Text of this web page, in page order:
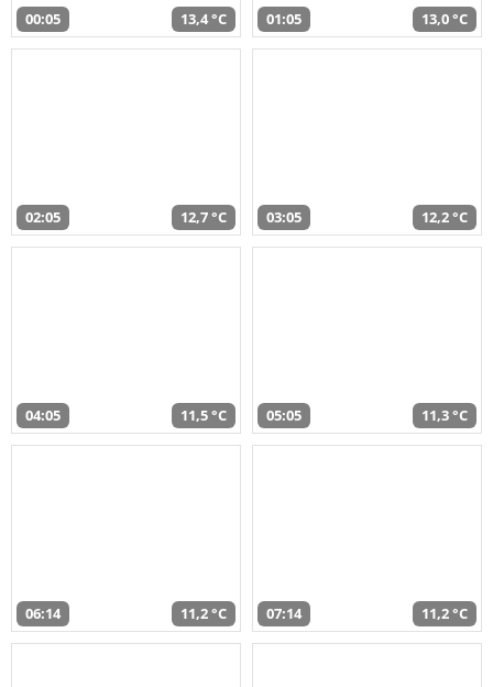
00:05 13,4 °C 01:05 13,0 °C
02:05 12,7 °C 03:05 12,2 °C
04:05 11,5 °C 05:05 11,3 °C
06:14 11,2 °C 07:14 11,2 °C